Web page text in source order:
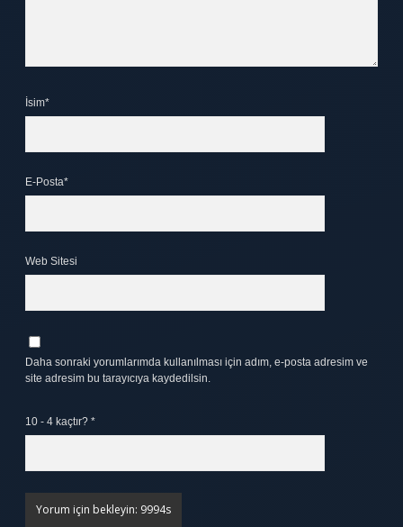
İsim*
E-Posta*
Web Sitesi
Daha sonraki yorumlarımda kullanılması için adım, e-posta adresim ve
site adresim bu tarayıcıya kaydedilsin.
10 - 4 kaçtır? *